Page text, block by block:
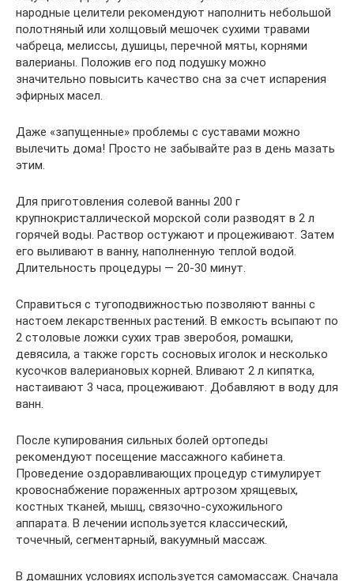
народные целители рекомендуют наполнить небольшой
полотняный или холщовый мешочек сухими травами
чабреца, мелиссы, душицы, перечной мяты, корнями
валерианы. Положив его под подушку можно
значительно повысить качество сна за счет испарения
эфирных масел.
Даже «запущенные» проблемы с суставами можно
вылечить дома! Просто не забывайте раз в день мазать
этим.
Для приготовления солевой ванны 200 г
крупнокристаллической морской соли разводят в 2 л
горячей воды. Раствор остужают и процеживают. Затем
его выливают в ванну, наполненную теплой водой.
Длительность процедуры — 20-30 минут.
Справиться с тугоподвижностью позволяют ванны с
настоем лекарственных растений. В емкость всыпают по
2 столовые ложки сухих трав зверобоя, ромашки,
девясила, а также горсть сосновых иголок и несколько
кусочков валериановых корней. Вливают 2 л кипятка,
настаивают 3 часа, процеживают. Добавляют в воду для
ванн.
После купирования сильных болей ортопеды
рекомендуют посещение массажного кабинета.
Проведение оздоравливающих процедур стимулирует
кровоснабжение пораженных артрозом хрящевых,
костных тканей, мышц, связочно-сухожильного
аппарата. В лечении используется классический,
точечный, сегментарный, вакуумный массаж.
В домашних условиях используется самомассаж. Сначала